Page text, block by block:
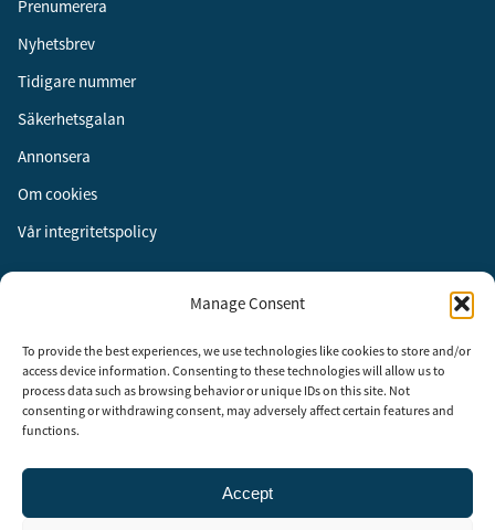
Manage Consent
To provide the best experiences, we use technologies like cookies to store and/or
access device information. Consenting to these technologies will allow us to
process data such as browsing behavior or unique IDs on this site. Not
consenting or withdrawing consent, may adversely affect certain features and
functions.
Accept
Prenumerera
Nyhetsbrev
Tidigare nummer
Säkerhetsgalan
Annonsera
Om cookies
Vår integritetspolicy
Instagram
LinkedIn